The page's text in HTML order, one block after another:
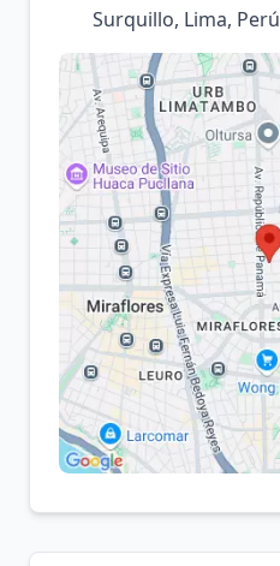
Surquillo, Lima, Perú